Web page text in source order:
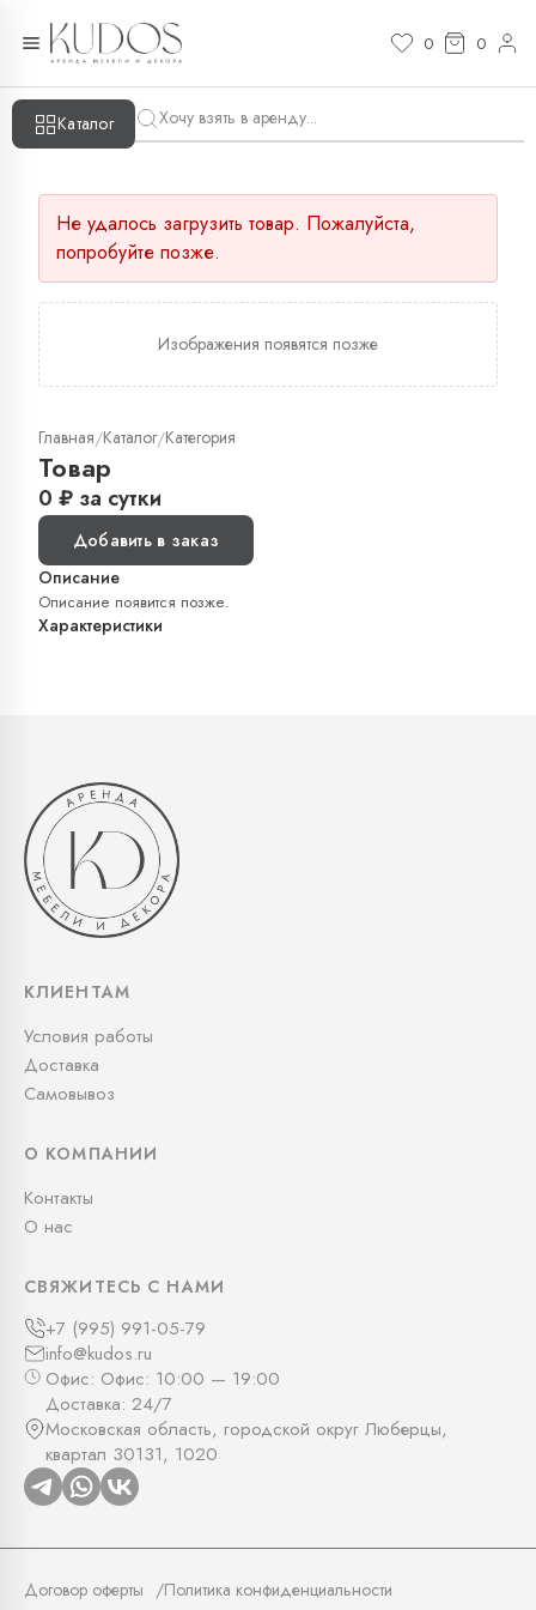
0 0
Каталог
Не удалось загрузить товар. Пожалуйста,
попробуйте позже.
Изображения появятся позже
Главная/Каталог/Категория
Товар
0 ₽ за сутки
Добавить в заказ
Описание
Описание появится позже.
Характеристики
КЛИЕНТАМ
Условия работы
Доставка
Самовывоз
О КОМПАНИИ
Контакты
О нас
СВЯЖИТЕСЬ С НАМИ
+7 (995) 991-05-79
info@kudos.ru
Офис: Офис: 10:00 — 19:00
Доставка: 24/7
Московская область, городской округ Люберцы,
квартал 30131, 1020
Договор оферты Политика конфиденциальности